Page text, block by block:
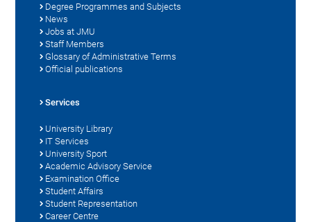
Degree Programmes and Subjects
News
Jobs at JMU
Staff Members
Glossary of Administrative Terms
Official publications
Services
University Library
IT Services
University Sport
Academic Advisory Service
Examination Office
Student Affairs
Student Representation
Career Centre